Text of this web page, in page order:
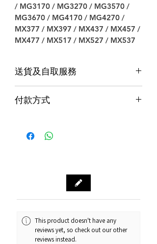
/ MG3170 / MG3270 / MG3570 /
MG3670 / MG4170 / MG4270 /
MX377 / MX397 / MX437 / MX457 /
MX477 / MX517 / MX527 / MX537
送貨及自取服務
本地速遞
順豐到付/自取點
門市資料：觀塘秀茂坪商場街市74A號
Whatsapp：34811128
訂購及送貨時間
付款方式
Alipay支付寶 / WeChat Pay微信支付 /
Octopus八達通 / Fps轉數快
This product doesn't have any
reviews yet, so check out our other
reviews instead.